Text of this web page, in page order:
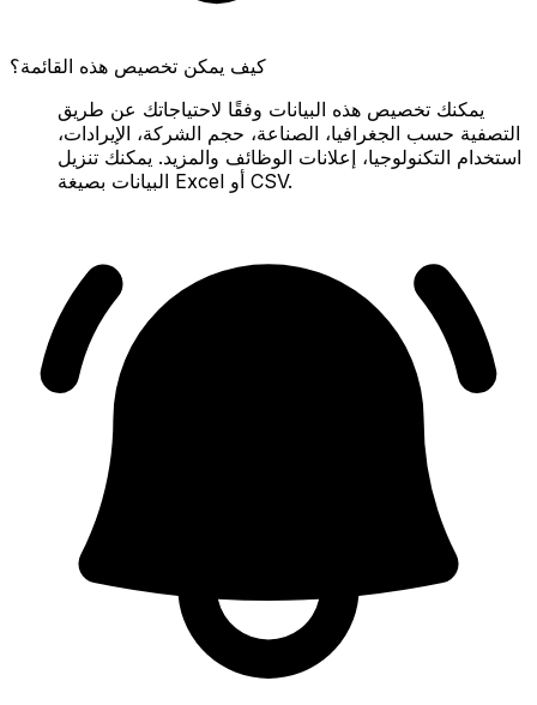
كيف يمكن تخصيص هذه القائمة؟
يمكنك تخصيص هذه البيانات وفقًا لاحتياجاتك عن طريق
التصفية حسب الجغرافيا، الصناعة، حجم الشركة، الإيرادات،
استخدام التكنولوجيا، إعلانات الوظائف والمزيد. يمكنك تنزيل
البيانات بصيغة Excel أو CSV.